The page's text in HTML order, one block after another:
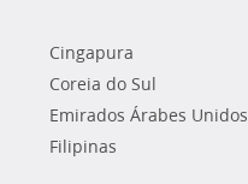
Cingapura
Coreia do Sul
Emirados Árabes Unidos
Filipinas